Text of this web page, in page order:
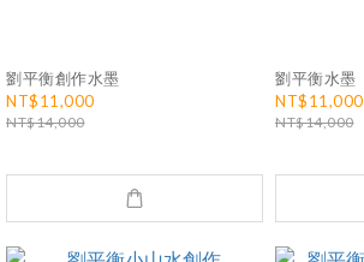
劉平衡創作水墨
NT$11,000
NT$14,000
劉平衡水墨
NT$11,000
NT$14,000